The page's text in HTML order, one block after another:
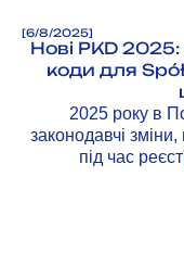
[6/8/2025]
Нові PKD
коди для
2025 року в
законодавчі
під час